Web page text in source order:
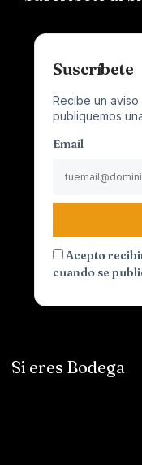
Suscríbete
Recibe un
publiquemos
Email
Acepto
cuando se
Si eres Bodega